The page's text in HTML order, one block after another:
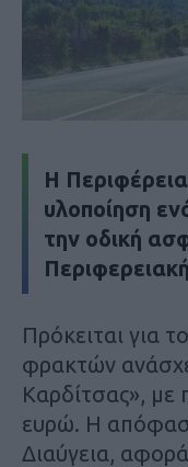
Η
υλοποίηση
την οδική
Πρόκειται για
φρακτών
Καρδίτσας», με
ευρώ. Η
Διαύγεια,